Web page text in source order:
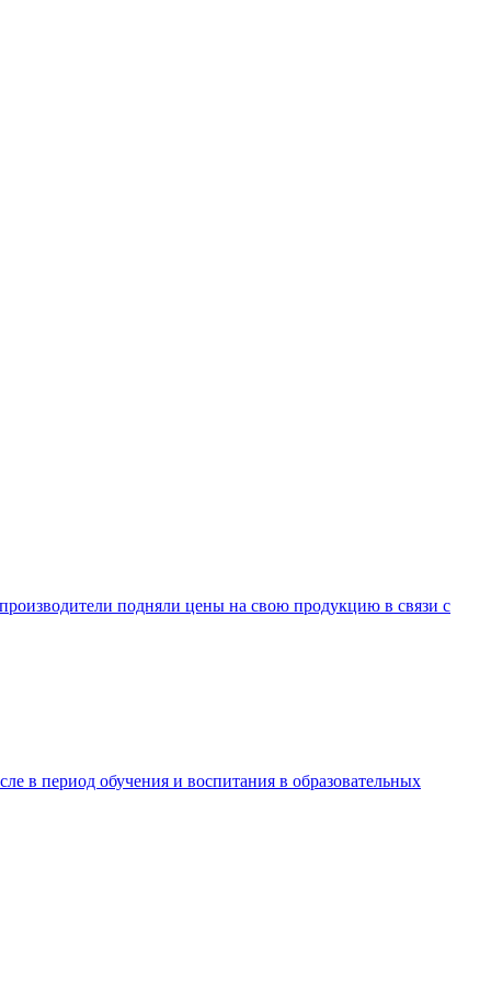
подняли цены на свою продукцию в связи с
в период обучения и воспитания в образовательных